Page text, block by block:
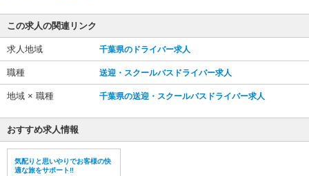
この求人の関連リンク
求人地域 千葉県のドライバー求人
職種 送迎・スクールバスドライバー求人
地域 × 職種 千葉県の送迎・スクールバスドライバー求人
おすすめ求人情報
気配りと思いやりでお客様の快
適な旅をサポート‼